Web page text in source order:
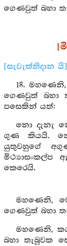
ගෙණවුත් බහා
[සැවැත්නිදාන යි]
18.
ගෙණවුත් බහා
පසෙකින් යත්:
නො දැනැ
ගුණ කියයි.
යුතුවහුගේ
මිථ්‍යාසංකල්ප
කෙරෙයි.
මහණෙනි,
ගෙණවුත් බහා
මහණෙනි,
බහා තැබූවක